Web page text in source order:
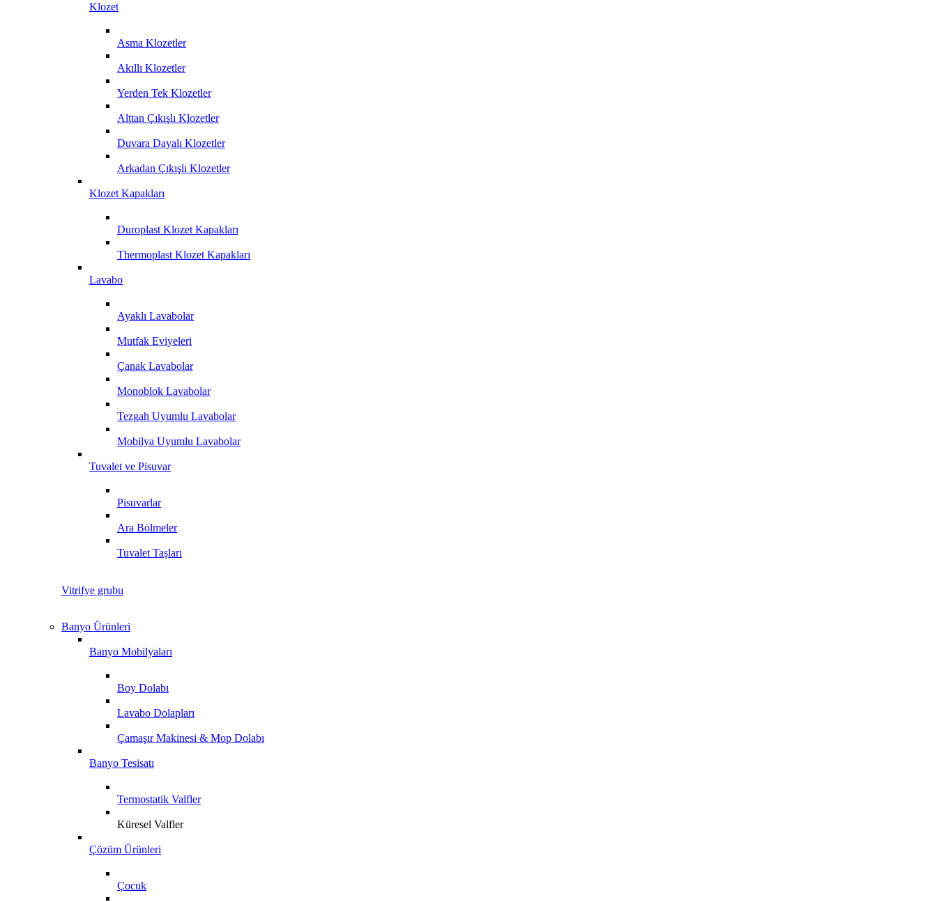
Klozet
Asma Klozetler
Akıllı Klozetler
Yerden Tek Klozetler
Alttan Çıkışlı Klozetler
Duvara Dayalı Klozetler
Arkadan Çıkışlı Klozetler
Klozet Kapakları
Duroplast Klozet Kapakları
Thermoplast Klozet Kapakları
Lavabo
Ayaklı Lavabolar
Mutfak Eviyeleri
Çanak Lavabolar
Monoblok Lavabolar
Tezgah Uyumlu Lavabolar
Mobilya Uyumlu Lavabolar
Tuvalet ve Pisuvar
Pisuvarlar
Ara Bölmeler
Tuvalet Taşları
Vitrifye grubu
Banyo Ürünleri
Banyo Mobilyaları
Boy Dolabı
Lavabo Dolapları
Çamaşır Makinesi & Mop Dolabı
Banyo Tesisatı
Termostatik Valfler
Küresel Valfler
Çözüm Ürünleri
Çocuk